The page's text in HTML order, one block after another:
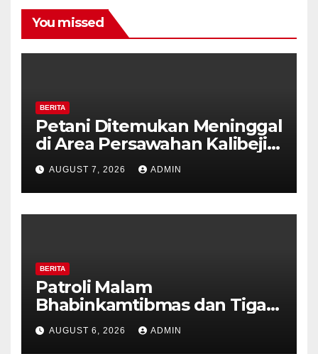
You missed
BERITA
Petani Ditemukan Meninggal
di Area Persawahan Kalibeji,
Polisi Pastikan Tidak Ada
Tanda Kekerasan
AUGUST 7, 2026 ADMIN
BERITA
Patroli Malam
Bhabinkamtibmas dan Tiga
Pilar Kelurahan Ungaran
Perkuat Kamtibmas, Warga
AUGUST 6, 2026 ADMIN